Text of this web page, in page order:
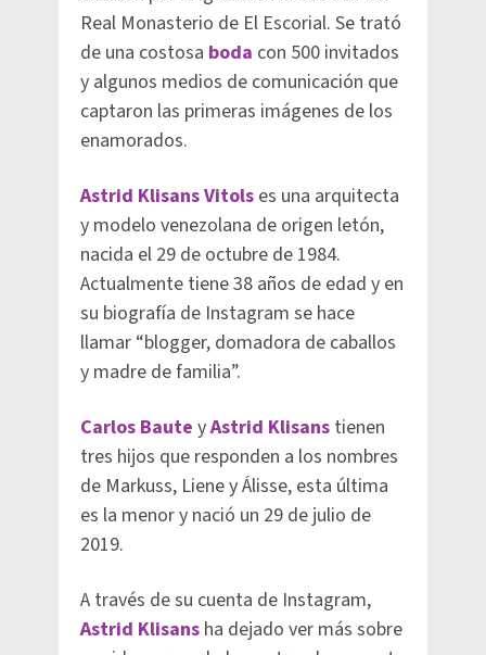
Real Monasterio de El Escorial. Se trató
de una costosa boda con 500 invitados
y algunos medios de comunicación que
captaron las primeras imágenes de los
enamorados.
Astrid Klisans Vitols es una arquitecta
y modelo venezolana de origen letón,
nacida el 29 de octubre de 1984.
Actualmente tiene 38 años de edad y en
su biografía de Instagram se hace
llamar “blogger, domadora de caballos
y madre de familia”.
Carlos Baute yAstrid Klisans tienen
tres hijos que responden a los nombres
de Markuss, Liene y Álisse, esta última
es la menor y nació un 29 de julio de
2019.
A través de su cuenta de Instagram,
Astrid Klisans ha dejado ver más sobre